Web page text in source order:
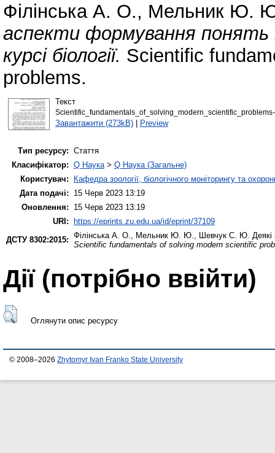
Філінська А. О., Мельник Ю.
аспекти формування понять
курсі біології. Scientific
problems.
Текст
Завантажити (273kB)| Preview
Тип ресурсу: Стаття
Класифікатор: Q Наука> Q Наука (Загальне)
Користувач:
Кафедра зоології, біологічного моніторингу та
Дата подачі:
15 Черв 2023 13:19
Оновлення:
15 Черв 2023 13:19
URI:
https://eprints.zu.edu.ua/id/eprint/37109
ДСТУ 8302:2015: Філінська А. О., Мельник Ю. Ю., Шевчук С. Ю. Деякі
Scientific fundamentals of solving modern scientific
Дії ​​(потрібно ввійти)
Оглянути опис ресурсу
© 2008–2026 Zhytomyr Ivan Franko State University